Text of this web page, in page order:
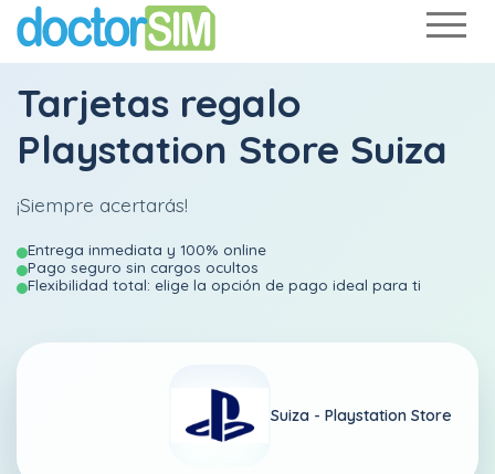
Tarjetas regalo
Playstation Store Suiza
¡Siempre acertarás!
Entrega inmediata y 100% online
Pago seguro sin cargos ocultos
Flexibilidad total: elige la opción de pago ideal para ti
Suiza - Playstation Store